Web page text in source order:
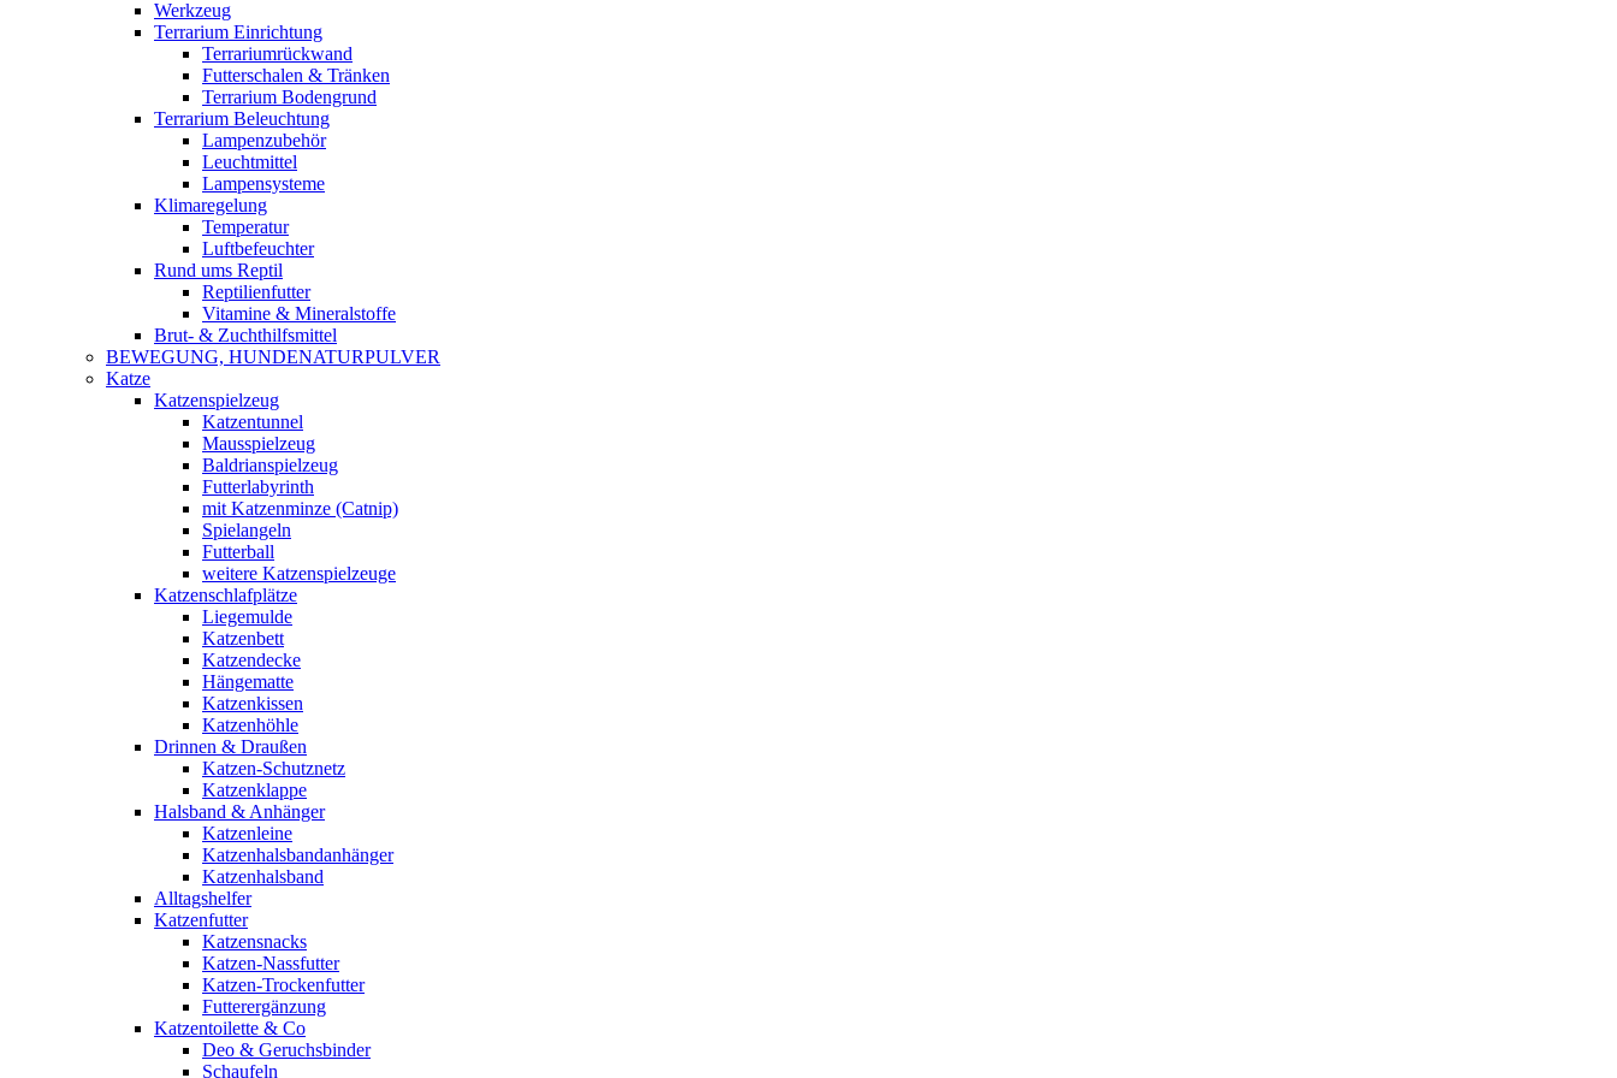
Werkzeug
Terrarium Einrichtung
Terrariumrückwand
Futterschalen & Tränken
Terrarium Bodengrund
Terrarium Beleuchtung
Lampenzubehör
Leuchtmittel
Lampensysteme
Klimaregelung
Temperatur
Luftbefeuchter
Rund ums Reptil
Reptilienfutter
Vitamine & Mineralstoffe
Brut- & Zuchthilfsmittel
BEWEGUNG, HUNDENATURPULVER
Katze
Katzenspielzeug
Katzentunnel
Mausspielzeug
Baldrianspielzeug
Futterlabyrinth
mit Katzenminze (Catnip)
Spielangeln
Futterball
weitere Katzenspielzeuge
Katzenschlafplätze
Liegemulde
Katzenbett
Katzendecke
Hängematte
Katzenkissen
Katzenhöhle
Drinnen & Draußen
Katzen-Schutznetz
Katzenklappe
Halsband & Anhänger
Katzenleine
Katzenhalsbandanhänger
Katzenhalsband
Alltagshelfer
Katzenfutter
Katzensnacks
Katzen-Nassfutter
Katzen-Trockenfutter
Futterergänzung
Katzentoilette & Co
Deo & Geruchsbinder
Schaufeln